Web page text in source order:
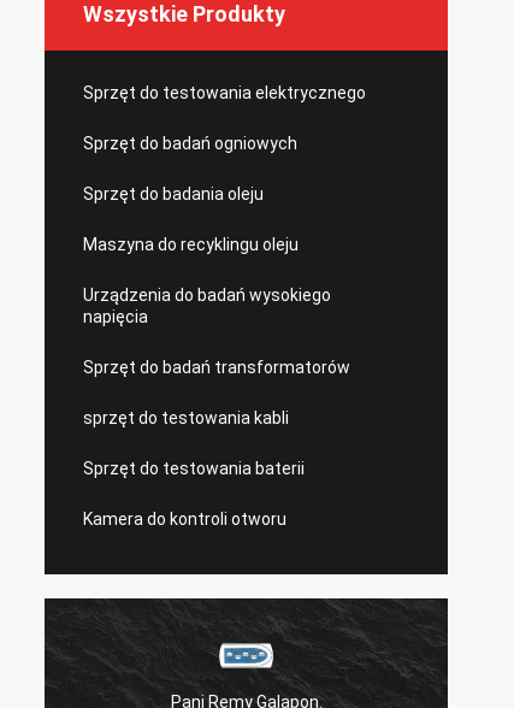
Wszystkie Produkty
Sprzęt do testowania elektrycznego
Sprzęt do badań ogniowych
Sprzęt do badania oleju
Maszyna do recyklingu oleju
Urządzenia do badań wysokiego
napięcia
Sprzęt do badań transformatorów
sprzęt do testowania kabli
Sprzęt do testowania baterii
Kamera do kontroli otworu
Pani Remy Galapon.